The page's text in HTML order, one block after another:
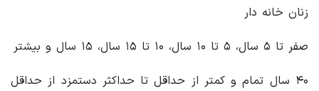
زنان خانه دار
صفر تا ۵ سال، ۵ تا ۱۰ سال، ۱۰ تا ۱۵ سال، ۱۵ سال و بیشتر
۴۰ سال تمام و کمتر از حداقل تا حداکثر دستمزد از حداقل